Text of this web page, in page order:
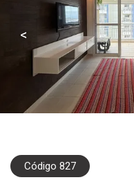
<
Código 827